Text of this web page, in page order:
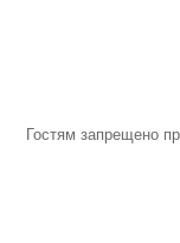
Гостям запрещено